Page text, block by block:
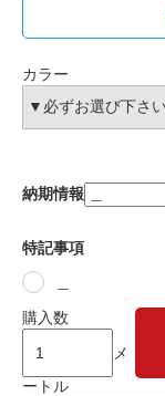
カラー
納期情報
特記事項
購入数
メ
ートル